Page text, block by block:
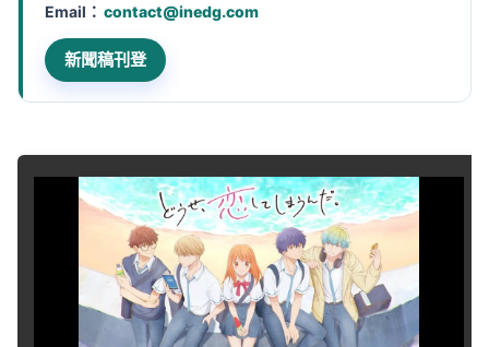
Email： contact@inedg.com
新聞稿刊登